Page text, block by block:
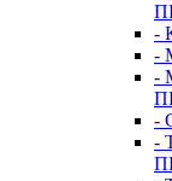
-
-
-
-
-